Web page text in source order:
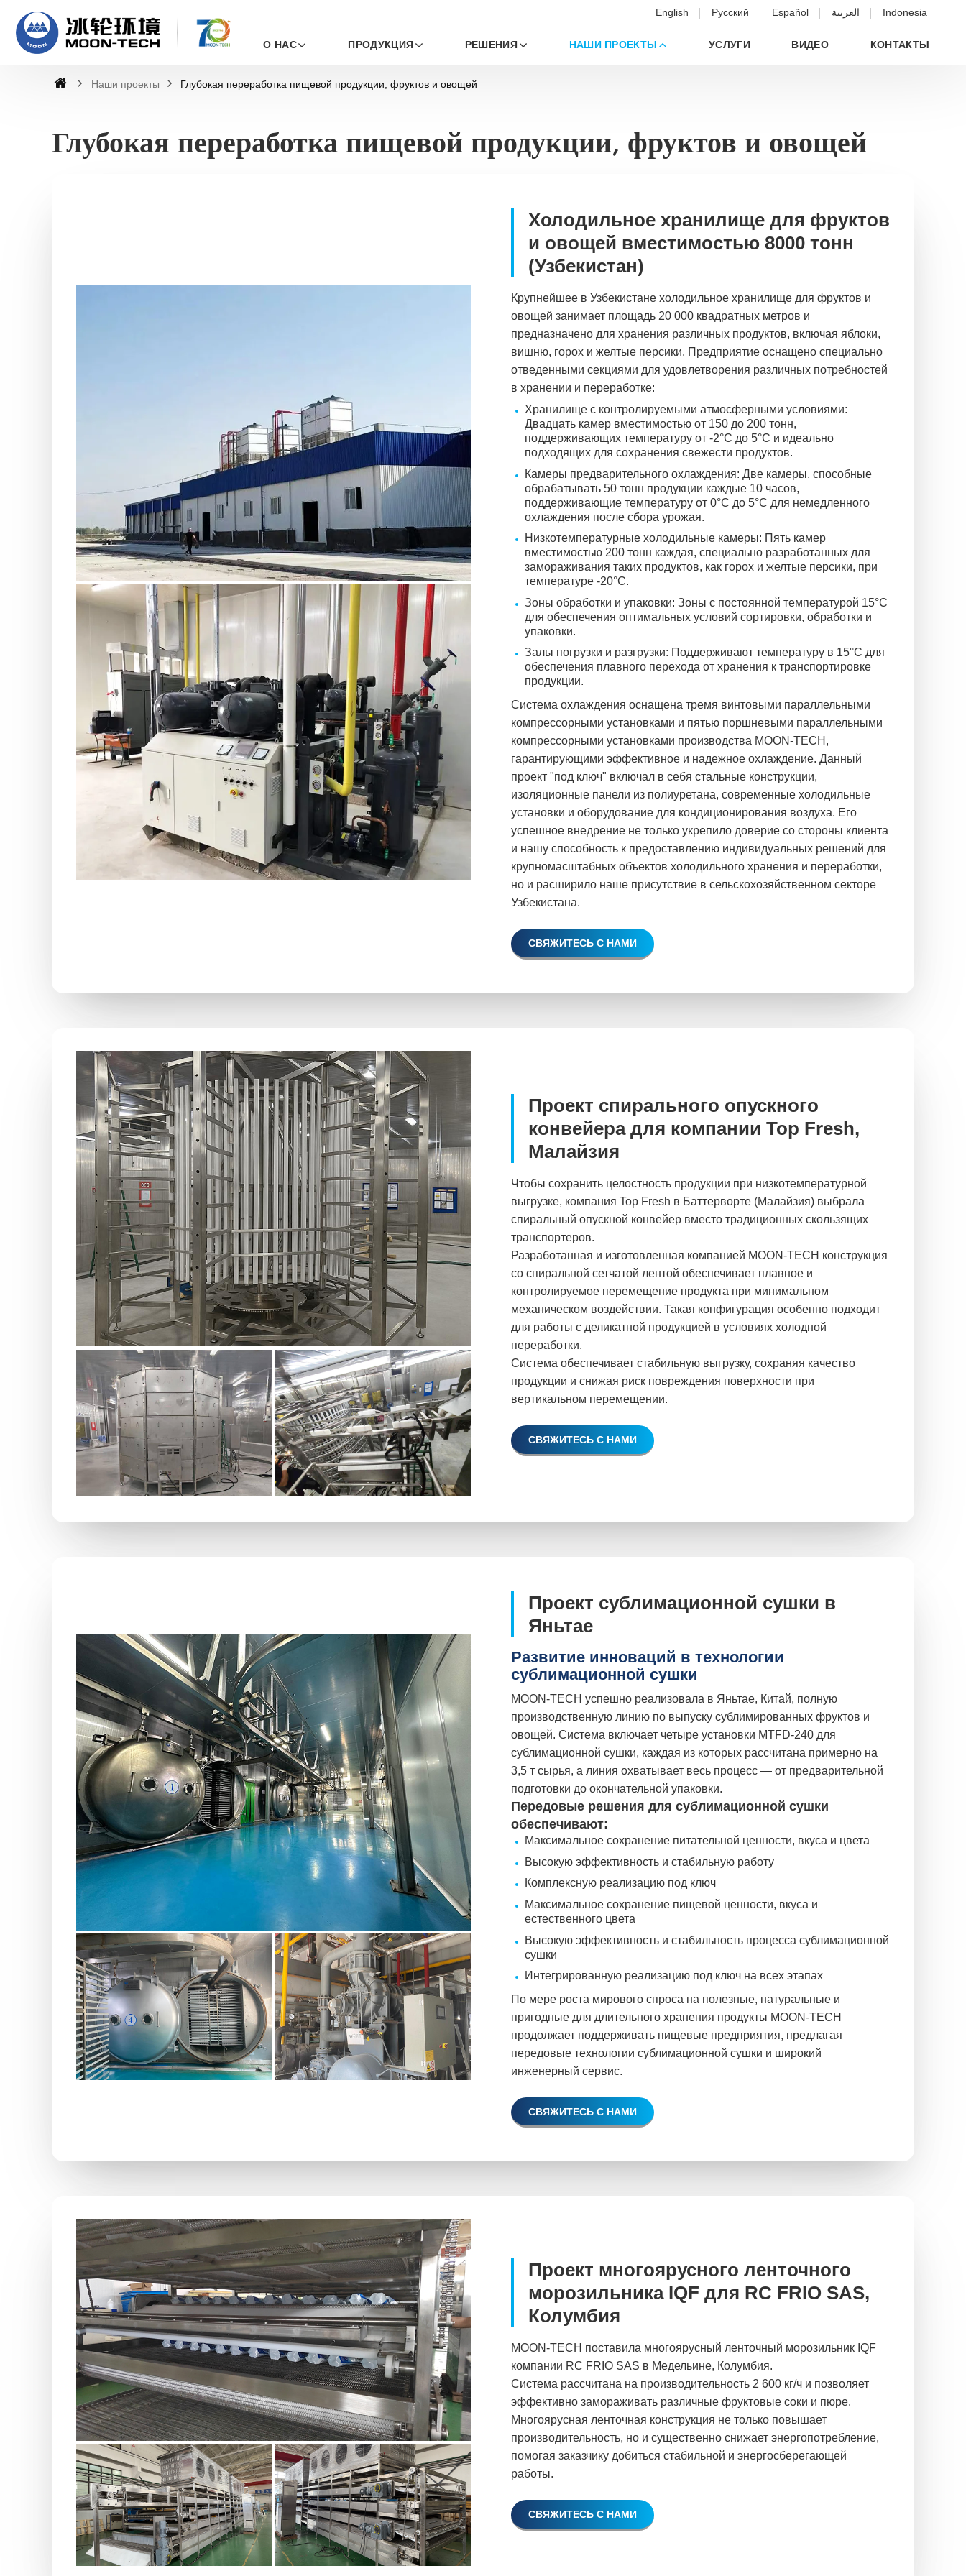
English Русский Español العربية Indonesia
О НАС ПРОДУКЦИЯ РЕШЕНИЯ НАШИ ПРОЕКТЫ УСЛУГИ ВИДЕО КОНТАКТЫ
Наши проекты Глубокая переработка пищевой продукции, фруктов и овощей
Глубокая переработка пищевой продукции, фруктов и овощей
Холодильное хранилище для фруктов
и овощей вместимостью 8000 тонн
(Узбекистан)
Крупнейшее в Узбекистане холодильное хранилище для фруктов и
овощей занимает площадь 20 000 квадратных метров и
предназначено для хранения различных продуктов, включая яблоки,
вишню, горох и желтые персики. Предприятие оснащено специально
отведенными секциями для удовлетворения различных потребностей
в хранении и переработке:
Хранилище с контролируемыми атмосферными условиями:
Двадцать камер вместимостью от 150 до 200 тонн,
поддерживающих температуру от -2°C до 5°C и идеально
подходящих для сохранения свежести продуктов.
Камеры предварительного охлаждения: Две камеры, способные
обрабатывать 50 тонн продукции каждые 10 часов,
поддерживающие температуру от 0°C до 5°C для немедленного
охлаждения после сбора урожая.
Низкотемпературные холодильные камеры: Пять камер
вместимостью 200 тонн каждая, специально разработанных для
замораживания таких продуктов, как горох и желтые персики, при
температуре -20°C.
Зоны обработки и упаковки: Зоны с постоянной температурой 15°C
для обеспечения оптимальных условий сортировки, обработки и
упаковки.
Залы погрузки и разгрузки: Поддерживают температуру в 15°C для
обеспечения плавного перехода от хранения к транспортировке
продукции.
Система охлаждения оснащена тремя винтовыми параллельными
компрессорными установками и пятью поршневыми параллельными
компрессорными установками производства MOON-TECH,
гарантирующими эффективное и надежное охлаждение. Данный
проект "под ключ" включал в себя стальные конструкции,
изоляционные панели из полиуретана, современные холодильные
установки и оборудование для кондиционирования воздуха. Его
успешное внедрение не только укрепило доверие со стороны клиента
и нашу способность к предоставлению индивидуальных решений для
крупномасштабных объектов холодильного хранения и переработки,
но и расширило наше присутствие в сельскохозяйственном секторе
Узбекистана.
СВЯЖИТЕСЬ С НАМИ
Проект спирального опускного
конвейера для компании Top Fresh,
Малайзия
Чтобы сохранить целостность продукции при низкотемпературной
выгрузке, компания Top Fresh в Баттерворте (Малайзия) выбрала
спиральный опускной конвейер вместо традиционных скользящих
транспортеров.
Разработанная и изготовленная компанией MOON-TECH конструкция
со спиральной сетчатой лентой обеспечивает плавное и
контролируемое перемещение продукта при минимальном
механическом воздействии. Такая конфигурация особенно подходит
для работы с деликатной продукцией в условиях холодной
переработки.
Система обеспечивает стабильную выгрузку, сохраняя качество
продукции и снижая риск повреждения поверхности при
вертикальном перемещении.
СВЯЖИТЕСЬ С НАМИ
Проект сублимационной сушки в
Яньтае
Развитие инноваций в технологии
сублимационной сушки
MOON-TECH успешно реализовала в Яньтае, Китай, полную
производственную линию по выпуску сублимированных фруктов и
овощей. Система включает четыре установки MTFD-240 для
сублимационной сушки, каждая из которых рассчитана примерно на
3,5 т сырья, а линия охватывает весь процесс — от предварительной
подготовки до окончательной упаковки.
Передовые решения для сублимационной сушки
обеспечивают:
Максимальное сохранение питательной ценности, вкуса и цвета
Высокую эффективность и стабильную работу
Комплексную реализацию под ключ
Максимальное сохранение пищевой ценности, вкуса и
естественного цвета
Высокую эффективность и стабильность процесса сублимационной
сушки
Интегрированную реализацию под ключ на всех этапах
По мере роста мирового спроса на полезные, натуральные и
пригодные для длительного хранения продукты MOON-TECH
продолжает поддерживать пищевые предприятия, предлагая
передовые технологии сублимационной сушки и широкий
инженерный сервис.
СВЯЖИТЕСЬ С НАМИ
Проект многоярусного ленточного
морозильника IQF для RC FRIO SAS,
Колумбия
MOON-TECH поставила многоярусный ленточный морозильник IQF
компании RC FRIO SAS в Медельине, Колумбия.
Система рассчитана на производительность 2 600 кг/ч и позволяет
эффективно замораживать различные фруктовые соки и пюре.
Многоярусная ленточная конструкция не только повышает
производительность, но и существенно снижает энергопотребление,
помогая заказчику добиться стабильной и энергосберегающей
работы.
СВЯЖИТЕСЬ С НАМИ